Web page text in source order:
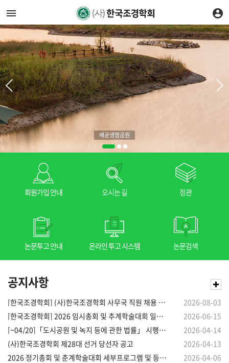
배곧생명공원
회원가입 안내 오시는 길 정관
논문투고 안내 온라인 투고 시스템 논문검색
공지사항
[한국조경학회] (사)한국조경학회 사무국 직원 채용 공고
2026-08-03
[한국조경학회] 2026 임시총회 및 추계학술대회 일정 변경 안내
2026-06-15
[~04/20]「도시공원 및 녹지 등에 관한 법률」 시행령·시행규칙 개정안 관련 의견 수렴 안내
2026-04-14
(사)한국조경학회 제28대 선거 당선자 공고
2026-04-13
2026 정기총회 및 춘계학술대회 세부프로그램 및 등록 안내(논문집 첨부)
2026-04-06